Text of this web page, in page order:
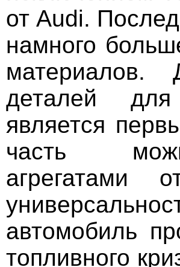
от Audi.
намного
материалов.
деталей
является
часть
агрегатами
автомобиль
топливного